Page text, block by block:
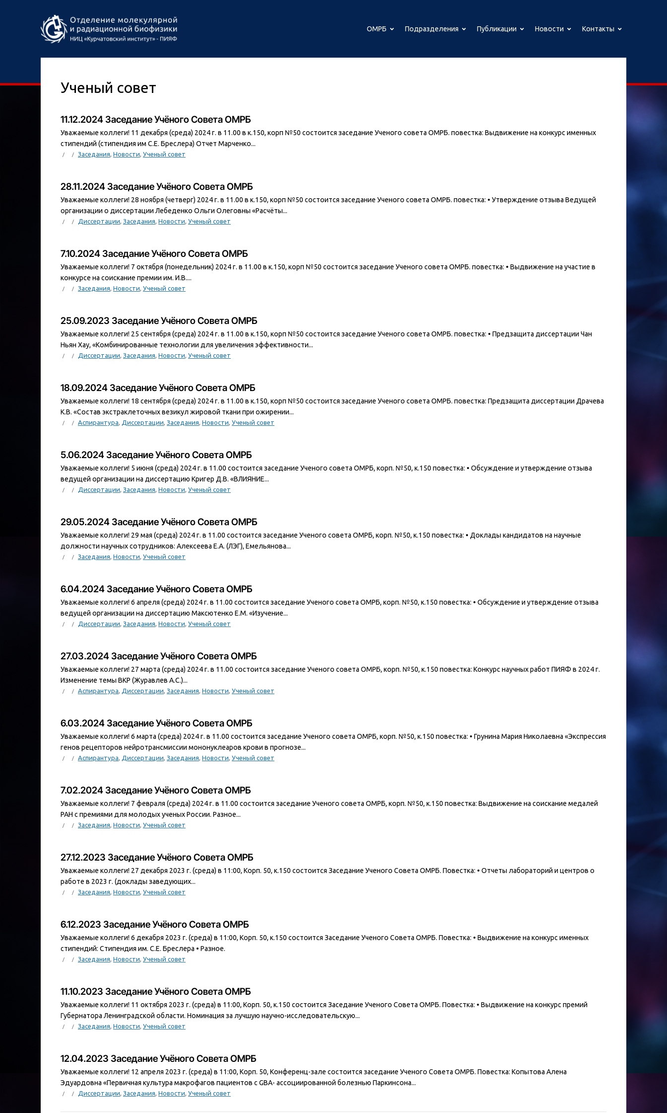
ОМРБ Подразделения Публикации Новости Контакты
Ученый совет
11.12.2024 Заседание Учёного Совета ОМРБ
Уважаемые коллеги! 11 декабря (среда) 2024 г. в 11.00 в к.150, корп №50 состоится заседание Ученого совета ОМРБ. повестка: Выдвижение на конкурс именных
стипендий (стипендия им С.Е. Бреслера) Отчет Марченко...
Заседания Новости Ученый совет
28.11.2024 Заседание Учёного Совета ОМРБ
Уважаемые коллеги! 28 ноября (четверг) 2024 г. в 11.00 в к.150, корп №50 состоится заседание Ученого совета ОМРБ. повестка: • Утверждение отзыва Ведущей
организации о диссертации Лебеденко Ольги Олеговны «Расчёты...
Диссертации Заседания Новости Ученый совет
7.10.2024 Заседание Учёного Совета ОМРБ
Уважаемые коллеги! 7 октября (понедельник) 2024 г. в 11.00 в к.150, корп №50 состоится заседание Ученого совета ОМРБ. повестка: • Выдвижение на участие в
конкурсе на соискание премии им. И.В....
Заседания Новости Ученый совет
25.09.2023 Заседание Учёного Совета ОМРБ
Уважаемые коллеги! 25 сентября (среда) 2024 г. в 11.00 в к.150, корп №50 состоится заседание Ученого совета ОМРБ. повестка: • Предзащита диссертации Чан
Ньян Хау, «Комбинированные технологии для увеличения эффективности...
Диссертации Заседания Новости Ученый совет
18.09.2024 Заседание Учёного Совета ОМРБ
Уважаемые коллеги! 18 сентября (среда) 2024 г. в 11.00 в к.150, корп №50 состоится заседание Ученого совета ОМРБ. повестка: Предзащита диссертации Драчева
К.В. «Состав экстраклеточных везикул жировой ткани при ожирении...
Аспирантура Диссертации Заседания Новости Ученый совет
5.06.2024 Заседание Учёного Совета ОМРБ
Уважаемые коллеги! 5 июня (среда) 2024 г. в 11.00 состоится заседание Ученого совета ОМРБ, корп. №50, к.150 повестка: • Обсуждение и утверждение отзыва
ведущей организации на диссертацию Кригер Д.В. «ВЛИЯНИЕ...
Диссертации Заседания Новости Ученый совет
29.05.2024 Заседание Учёного Совета ОМРБ
Уважаемые коллеги! 29 мая (среда) 2024 г. в 11.00 состоится заседание Ученого совета ОМРБ, корп. №50, к.150 повестка: • Доклады кандидатов на научные
должности научных сотрудников: Алексеева Е.А. (ЛЭГ), Емельянова...
Заседания Новости Ученый совет
6.04.2024 Заседание Учёного Совета ОМРБ
Уважаемые коллеги! 6 апреля (среда) 2024 г. в 11.00 состоится заседание Ученого совета ОМРБ, корп. №50, к.150 повестка: • Обсуждение и утверждение отзыва
ведущей организации на диссертацию Максютенко Е.М. «Изучение...
Диссертации Заседания Новости Ученый совет
27.03.2024 Заседание Учёного Совета ОМРБ
Уважаемые коллеги! 27 марта (среда) 2024 г. в 11.00 состоится заседание Ученого совета ОМРБ, корп. №50, к.150 повестка: Конкурс научных работ ПИЯФ в 2024 г.
Изменение темы ВКР (Журавлев А.С.)...
Аспирантура Диссертации Заседания Новости Ученый совет
6.03.2024 Заседание Учёного Совета ОМРБ
Уважаемые коллеги! 6 марта (среда) 2024 г. в 11.00 состоится заседание Ученого совета ОМРБ, корп. №50, к.150 повестка: • Грунина Мария Николаевна «Экспрессия
генов рецепторов нейротрансмиссии мононуклеаров крови в прогнозе...
Аспирантура Диссертации Заседания Новости Ученый совет
7.02.2024 Заседание Учёного Совета ОМРБ
Уважаемые коллеги! 7 февраля (среда) 2024 г. в 11.00 состоится заседание Ученого совета ОМРБ, корп. №50, к.150 повестка: Выдвижение на соискание медалей
РАН с премиями для молодых ученых России. Разное...
Заседания Новости Ученый совет
27.12.2023 Заседание Учёного Совета ОМРБ
Уважаемые коллеги! 27 декабря 2023 г. (среда) в 11:00, Корп. 50, к.150 состоится Заседание Ученого Совета ОМРБ. Повестка: • Отчеты лабораторий и центров о
работе в 2023 г. (доклады заведующих...
Заседания Новости Ученый совет
6.12.2023 Заседание Учёного Совета ОМРБ
Уважаемые коллеги! 6 декабря 2023 г. (среда) в 11:00, Корп. 50, к.150 состоится Заседание Ученого Совета ОМРБ. Повестка: • Выдвижение на конкурс именных
стипендий: Стипендия им. С.Е. Бреслера • Разное.
Заседания Новости Ученый совет
11.10.2023 Заседание Учёного Совета ОМРБ
Уважаемые коллеги! 11 октября 2023 г. (среда) в 11:00, Корп. 50, к.150 состоится Заседание Ученого Совета ОМРБ. Повестка: • Выдвижение на конкурс премий
Губернатора Ленинградской области. Номинация за лучшую научно-исследовательскую...
Заседания Новости Ученый совет
12.04.2023 Заседание Учёного Совета ОМРБ
Уважаемые коллеги! 12 апреля 2023 г. (среда) в 11:00, Корп. 50, Конференц-зале состоится заседание Ученого Совета ОМРБ. Повестка: Копытова Алена
Эдуардовна «Первичная культура макрофагов пациентов с GBA- ассоциированной болезнью Паркинсона...
Диссертации Заседания Новости Ученый совет